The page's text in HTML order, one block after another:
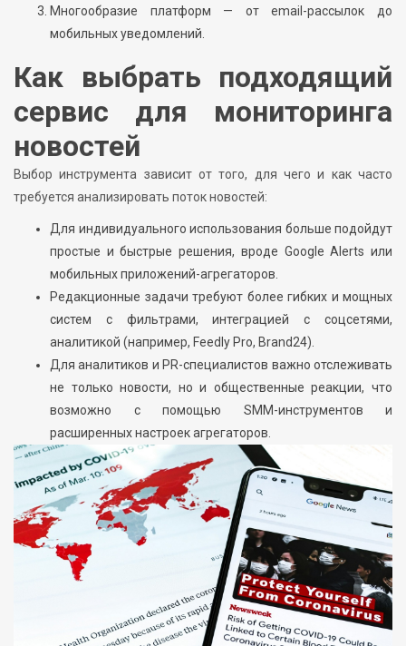
Многообразие платформ — от email-рассылок до
мобильных уведомлений.
Как выбрать подходящий
сервис для мониторинга
новостей
Выбор инструмента зависит от того, для чего и как часто
требуется анализировать поток новостей:
Для индивидуального использования больше подойдут
простые и быстрые решения, вроде Google Alerts или
мобильных приложений-агрегаторов.
Редакционные задачи требуют более гибких и мощных
систем с фильтрами, интеграцией с соцсетями,
аналитикой (например, Feedly Pro, Brand24).
Для аналитиков и PR-специалистов важно отслеживать
не только новости, но и общественные реакции, что
возможно с помощью SMM-инструментов и
расширенных настроек агрегаторов.